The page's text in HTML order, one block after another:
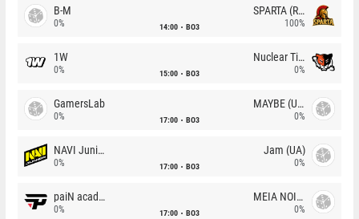
B-M
0% 14:00 BO3
SPARTA (RU)
100%
1W
0% 15:00 BO3
Nuclear TigeRES
0%
GamersLab
0% 17:00 BO3
MAYBE (UA)
0%
NAVI Junior
0% 17:00 BO3
Jam (UA)
0%
paiN academy
0% 17:00 BO3
MEIA NOITE
0%